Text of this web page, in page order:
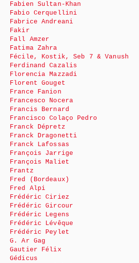
Fabien Sultan-Khan
Fabio Cerquellini
Fabrice Andreani
Fakir
Fall Amzer
Fatima Zahra
Fécile, Kostik, Seb 7 & Vanush
Ferdinand Cazalis
Florencia Mazzadi
Florent Gouget
France Fanion
Francesco Nocera
Francis Bernard
Francisco Colaço Pedro
Franck Dépretz
Franck Dragonetti
Franck Lafossas
François Jarrige
François Maliet
Frantz
Fred (Bordeaux)
Fred Alpi
Frédéric Ciriez
Frédéric Gircour
Frédéric Legens
Frédéric Lévêque
Frédéric Peylet
G. Ar Gag
Gautier Félix
Gédicus